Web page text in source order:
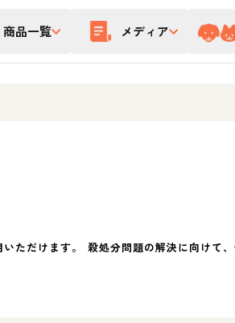
商品一覧 メディア
ただけます。 殺処分問題の解決に向けて